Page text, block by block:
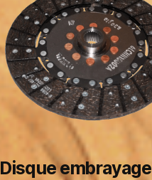
Disque embrayage